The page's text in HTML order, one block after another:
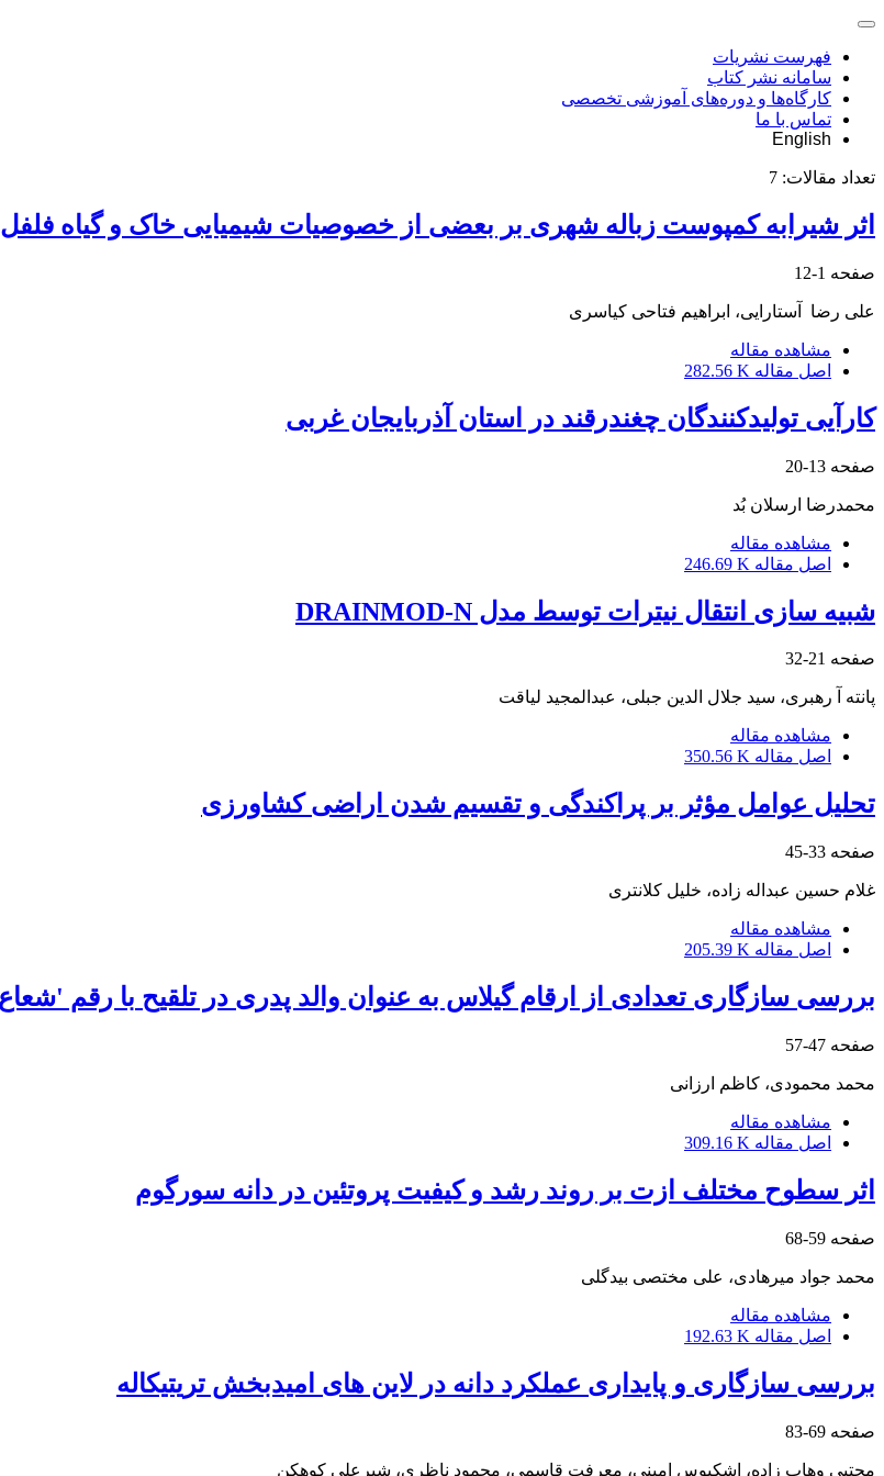
فهرست نشریات
سامانه نشر کتاب
کارگاه‌ها و دوره‌های آموزشی تخصصی
تماس با ما
English
تعداد مقالات: 7
اثر شیرابه کمپوست زباله شهری بر بعضی از خصوصیات شیمیایی خاک و گیاه فلفل
صفحه 1-12
علی رضا‎ ‎ ‏آستارایی، ابراهیم فتاحی کیاسری
مشاهده مقاله
اصل مقاله 282.56 K
کارآیی تولیدکنندگان چغندرقند در استان آذربایجان غربی
صفحه 13-20
محمدرضا ‏ارسلان بُد
مشاهده مقاله
اصل مقاله 246.69 K
شبیه سازی انتقال نیترات توسط مدل ‏DRAINMOD-N
صفحه 21-32
پانته آ ‏رهبری، سید جلال‎ ‎الدین جبلی، عبدالمجید ‏لیاقت
مشاهده مقاله
اصل مقاله 350.56 K
تحلیل عوامل مؤثر بر پراکندگی و تقسیم شدن اراضی کشاورزی
صفحه 33-45
غلام حسین عبداله زاده، خلیل ‏کلانتری
مشاهده مقاله
اصل مقاله 205.39 K
بررسی سازگاری تعدادی از ارقام گیلاس به عنوان والد پدری در تلقیح‎ ‎با رقم 'شعاع السلطنه'‏
صفحه 47-57
محمد ‏محمودی، کاظم ارزانی
مشاهده مقاله
اصل مقاله 309.16 K
اثر سطوح مختلف ازت بر روند رشد و کیفیت پروتئین در دانه سورگوم‏
صفحه 59-68
محمد جواد ‏میرهادی، علی مختصی ‏بیدگلی
مشاهده مقاله
اصل مقاله 192.63 K
بررسی سازگاری و پایداری عملکرد دانه در لاین های امیدبخش تریتیکاله
صفحه 69-83
مجتبی ‏وهاب زاده، اشکبوس ‏امینی، معرفت ‏قاسمی، محمود ‏ناظری، شیرعلی ‏کوهکن